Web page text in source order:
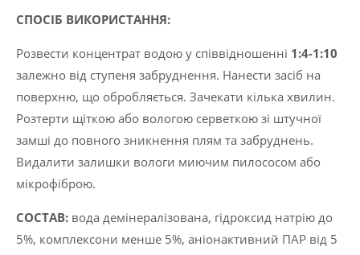
СПОСІБ ВИКОРИСТАННЯ:
Розвести концентрат водою у співвідношенні 1:4-1:10
залежно від ступеня забруднення. Нанести засіб на
поверхню, що обробляється. Зачекати кілька хвилин.
Розтерти щіткою або вологою серветкою зі штучної
замші до повного зникнення плям та забруднень.
Видалити залишки вологи миючим пилососом або
мікрофіброю.
CОСТАВ: вода демінералізована, гідроксид натрію до
5%, комплексони менше 5%, аніонактивний ПАР від 5